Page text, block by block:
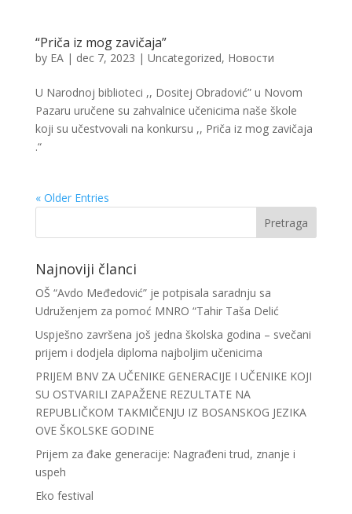
“Priča iz mog zavičaja”
by EA| dec 7, 2023 | Uncategorized, Новости
U Narodnoj biblioteci ,, Dositej Obradović” u Novom
Pazaru uručene su zahvalnice učenicima naše škole
koji su učestvovali na konkursu ,, Priča iz mog zavičaja
.“
« Older Entries
Najnoviji članci
OŠ “Avdo Međedović” je potpisala saradnju sa
Udruženjem za pomoć MNRO “Tahir Taša Delić
Uspješno završena još jedna školska godina – svečani
prijem i dodjela diploma najboljim učenicima
PRIJEM BNV ZA UČENIKE GENERACIJE I UČENIKE KOJI
SU OSTVARILI ZAPAŽENE REZULTATE NA
REPUBLIČKOM TAKMIČENJU IZ BOSANSKOG JEZIKA
OVE ŠKOLSKE GODINE
Prijem za đake generacije: Nagrađeni trud, znanje i
uspeh
Eko festival